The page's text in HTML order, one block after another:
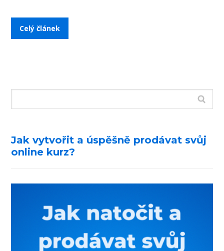
Celý článek
Jak vytvořit a úspěšně prodávat svůj
online kurz?